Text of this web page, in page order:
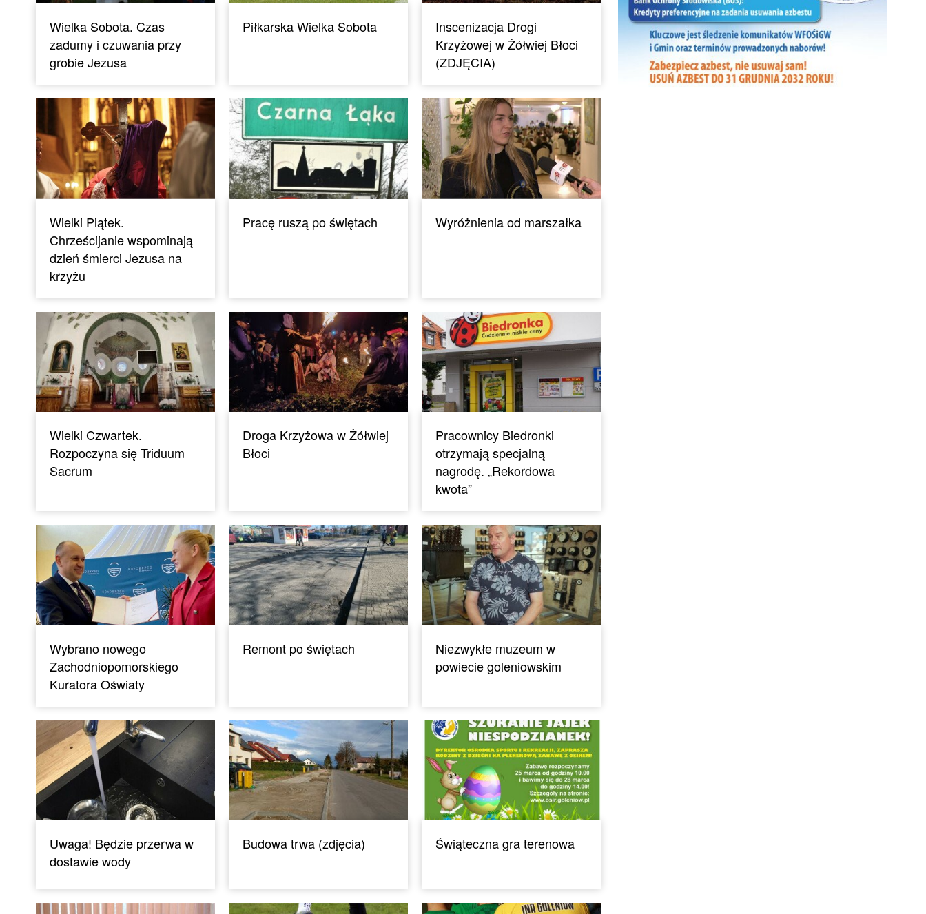
Wielka Sobota. Czas
zadumy i czuwania przy
grobie Jezusa
Piłkarska Wielka Sobota
Inscenizacja Drogi
Krzyżowej w Żółwiej Błoci
(ZDJĘCIA)
Wielki Piątek.
Chrześcijanie wspominają
dzień śmierci Jezusa na
krzyżu
Pracę ruszą po świętach Wyróżnienia od marszałka
Wielki Czwartek.
Rozpoczyna się Triduum
Sacrum
Droga Krzyżowa w Żółwiej
Błoci
Pracownicy Biedronki
otrzymają specjalną
nagrodę. „Rekordowa
kwota”
Wybrano nowego
Zachodniopomorskiego
Kuratora Oświaty
Remont po świętach
Niezwykłe muzeum w
powiecie goleniowskim
Uwaga! Będzie przerwa w
dostawie wody
Budowa trwa (zdjęcia) Świąteczna gra terenowa